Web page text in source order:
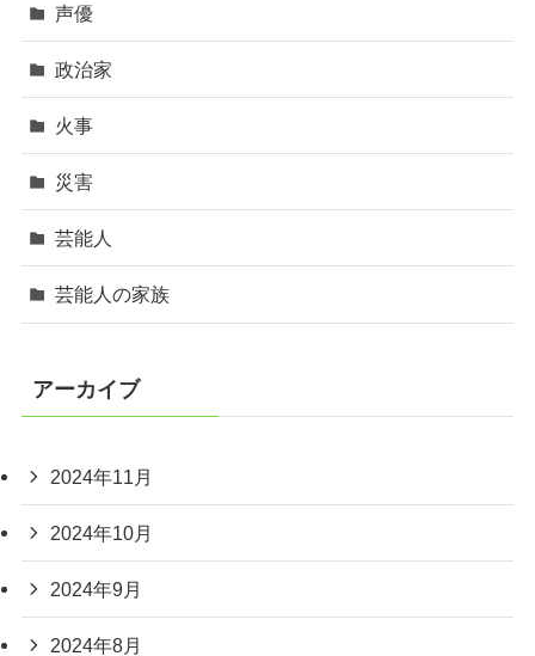
声優
政治家
火事
災害
芸能人
芸能人の家族
アーカイブ
2024年11月
2024年10月
2024年9月
2024年8月